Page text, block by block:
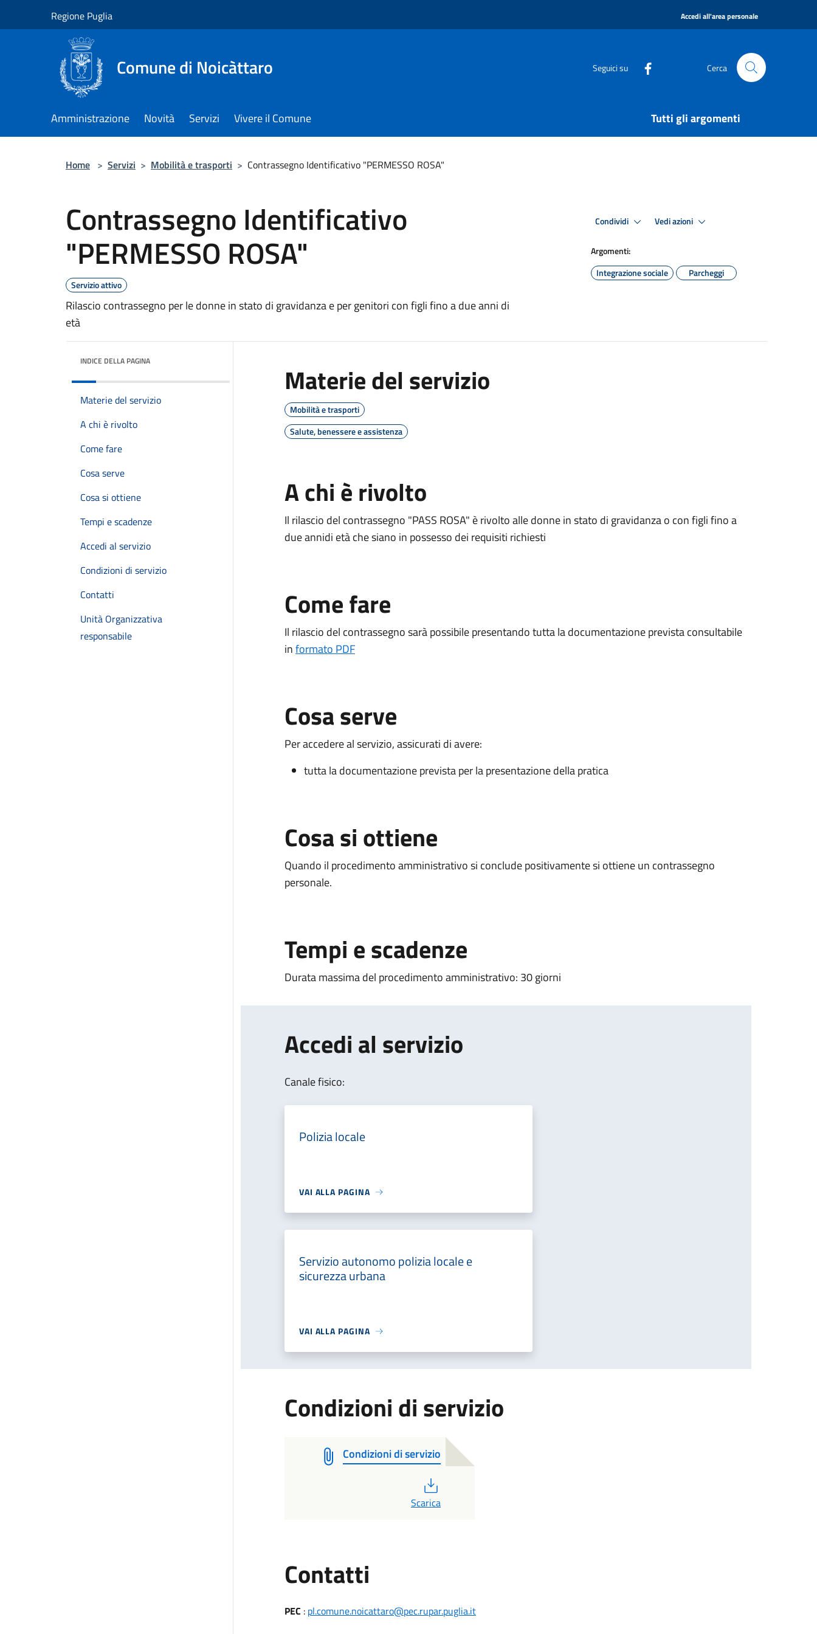
Regione Puglia Accedi all'area personale
Comune di Noicàttaro Seguici su Cerca
Amministrazione Novità Servizi Vivere il Comune Tutti gli argomenti
Home > Servizi > Mobilità e trasporti > Contrassegno Identificativo "PERMESSO ROSA"
Contrassegno Identificativo
"PERMESSO ROSA"
Servizio attivo
Rilascio contrassegno per le donne in stato di gravidanza e per genitori con figli fino a due anni di
età
Condividi Vedi azioni
Argomenti:
Integrazione sociale
Parcheggi
INDICE DELLA PAGINA
Materie del servizio
A chi è rivolto
Come fare
Cosa serve
Cosa si ottiene
Tempi e scadenze
Accedi al servizio
Condizioni di servizio
Contatti
Unità Organizzativa
responsabile
Materie del servizio
Mobilità e trasporti
Salute, benessere e assistenza
A chi è rivolto
Il rilascio del contrassegno "PASS ROSA" è rivolto alle donne in stato di gravidanza o con figli fino a
due annidi età che siano in possesso dei requisiti richiesti
Come fare
Il rilascio del contrassegno sarà possibile presentando tutta la documentazione prevista consultabile
informato PDF
Cosa serve
Per accedere al servizio, assicurati di avere:
tutta la documentazione prevista per la presentazione della pratica
Cosa si ottiene
Quando il procedimento amministrativo si conclude positivamente si ottiene un contrassegno
personale.
Tempi e scadenze
Durata massima del procedimento amministrativo: 30 giorni
Accedi al servizio
Canale fisico:
Polizia locale
VAI ALLA PAGINA
Servizio autonomo polizia locale e
sicurezza urbana
VAI ALLA PAGINA
Condizioni di servizio
Condizioni di servizio
Scarica
Contatti
PEC : pl.comune.noicattaro@pec.rupar.puglia.it